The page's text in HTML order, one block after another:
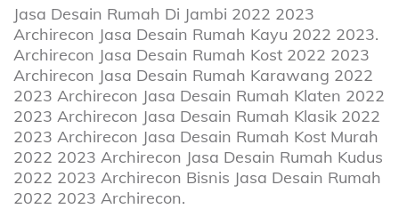
Jasa Desain Rumah Di Jambi 2022 2023
Archirecon Jasa Desain Rumah Kayu 2022 2023.
Archirecon Jasa Desain Rumah Kost 2022 2023
Archirecon Jasa Desain Rumah Karawang 2022
2023 Archirecon Jasa Desain Rumah Klaten 2022
2023 Archirecon Jasa Desain Rumah Klasik 2022
2023 Archirecon Jasa Desain Rumah Kost Murah
2022 2023 Archirecon Jasa Desain Rumah Kudus
2022 2023 Archirecon Bisnis Jasa Desain Rumah
2022 2023 Archirecon.